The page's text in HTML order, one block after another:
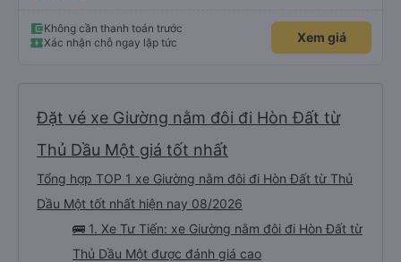
Không cần thanh toán trước
Xác nhận chỗ ngay lập tức
Xem giá
Đặt vé xe Giường nằm đôi đi Hòn Đất từ
Thủ Dầu Một giá tốt nhất
Tổng hợp TOP 1 xe Giường nằm đôi đi Hòn Đất từ Thủ
Dầu Một tốt nhất hiện nay 08/2026
🚌 1. Xe Tư Tiến: xe Giường nằm đôi đi Hòn Đất từ
Thủ Dầu Một được đánh giá cao